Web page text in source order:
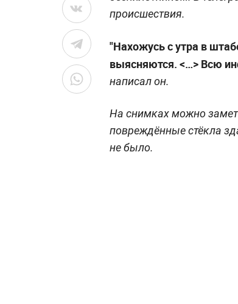
происшествия.
"Нахожусь с утра в
выясняются. <…> Всю
написал он.
На снимках можно
повреждённые стёкла
не было.